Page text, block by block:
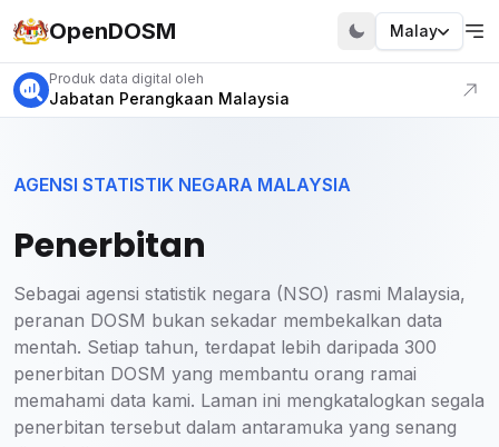
OpenDOSM Malay
Produk data digital oleh
Jabatan Perangkaan Malaysia
AGENSI STATISTIK NEGARA MALAYSIA
Penerbitan
Sebagai agensi statistik negara (NSO) rasmi Malaysia,
peranan DOSM bukan sekadar membekalkan data
mentah. Setiap tahun, terdapat lebih daripada 300
penerbitan DOSM yang membantu orang ramai
memahami data kami. Laman ini mengkatalogkan segala
penerbitan tersebut dalam antaramuka yang senang